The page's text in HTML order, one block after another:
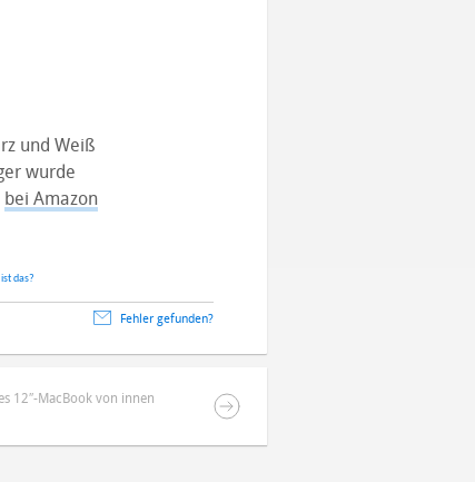
und Weiß
wurde
bei Amazon
das?
Fehler gefunden?
12″-MacBook von innen